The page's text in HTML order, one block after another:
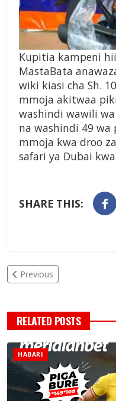
Kupitia kampeni
MastaBata
wiki kiasi cha Sh.
mmoja akitwaa
washindi wawili
na washindi 49 wa
mmoja kwa droo
safari ya Dubai
SHARE THIS:
Previous
RELATED POSTS
HABARI